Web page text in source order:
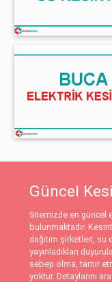
Güncel
Sitemizde en güncel
bulunmaktadır.
dağıtım şirketleri, su
yayınladıkları
sebep olma, tamir
yoktur. Detaylarını